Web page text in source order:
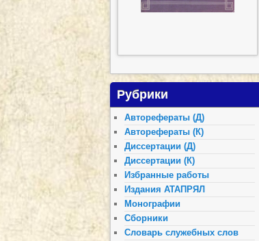
Рубрики
Авторефераты (Д)
Авторефераты (К)
Диссертации (Д)
Диссертации (К)
Избранные работы
Издания АТАПРЯЛ
Монографии
Сборники
Словарь служебных слов